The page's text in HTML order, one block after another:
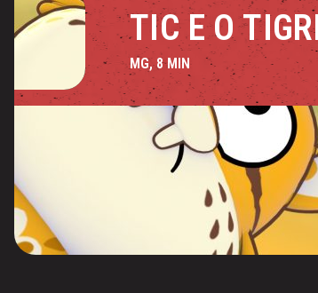
TIC E O
MG, 8 MIN